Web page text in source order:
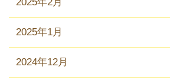
2025年1月
2024年12月